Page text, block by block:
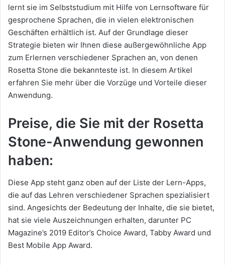
lernt sie im Selbststudium mit Hilfe von Lernsoftware für
gesprochene Sprachen, die in vielen elektronischen
Geschäften erhältlich ist. Auf der Grundlage dieser
Strategie bieten wir Ihnen diese außergewöhnliche App
zum Erlernen verschiedener Sprachen an, von denen
Rosetta Stone die bekannteste ist. In diesem Artikel
erfahren Sie mehr über die Vorzüge und Vorteile dieser
Anwendung.
Preise, die Sie mit der Rosetta
Stone-Anwendung gewonnen
haben:
Diese App steht ganz oben auf der Liste der Lern-Apps,
die auf das Lehren verschiedener Sprachen spezialisiert
sind. Angesichts der Bedeutung der Inhalte, die sie bietet,
hat sie viele Auszeichnungen erhalten, darunter PC
Magazine’s 2019 Editor’s Choice Award, Tabby Award und
Best Mobile App Award.